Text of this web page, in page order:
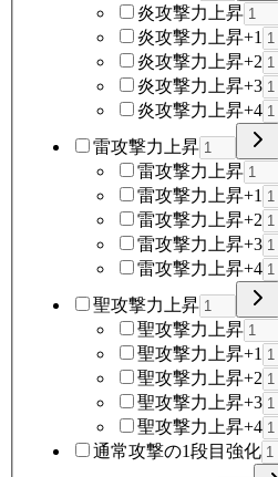
炎攻撃力上昇
炎攻撃力上昇+1
炎攻撃力上昇+2
炎攻撃力上昇+3
炎攻撃力上昇+4
雷攻撃力上昇
雷攻撃力上昇
雷攻撃力上昇+1
雷攻撃力上昇+2
雷攻撃力上昇+3
雷攻撃力上昇+4
聖攻撃力上昇
聖攻撃力上昇
聖攻撃力上昇+1
聖攻撃力上昇+2
聖攻撃力上昇+3
聖攻撃力上昇+4
通常攻撃の1段目強化